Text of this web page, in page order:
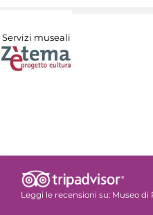
Servizi museali
Leggi le recensioni su: Museo di